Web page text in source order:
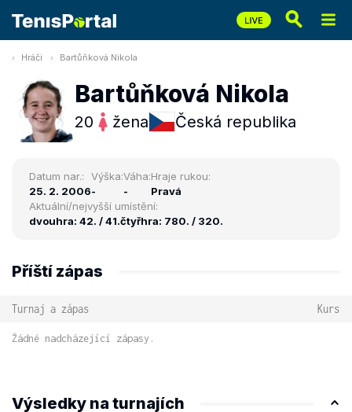
Hráči Bartůňková Nikola
Bartůňková Nikola
20 žena Česká republika
Datum nar.:
25. 2. 2006
Výška:
-
Váha:
-
Hraje rukou:
Pravá
Aktuální/nejvyšší umístění:
dvouhra: 42. / 41.čtyřhra: 780. / 320.
Příští zápas
Turnaj a zápas Kurs
Žádné nadcházející zápasy.
Výsledky na turnajích